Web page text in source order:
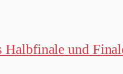
Halbfinale und